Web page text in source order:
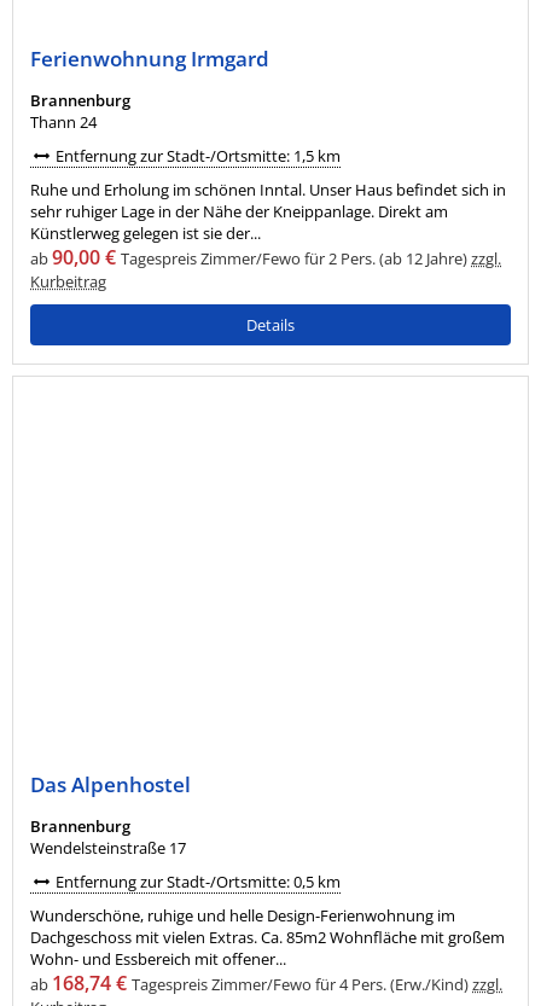
Ferienwohnung Irmgard
Brannenburg
Thann 24
Entfernung zur Stadt-/Ortsmitte: 1,5 km
Ruhe und Erholung im schönen Inntal. Unser Haus befindet sich in
sehr ruhiger Lage in der Nähe der Kneippanlage. Direkt am
Künstlerweg gelegen ist sie der...
ab90,00 € Tagespreis Zimmer/Fewo für 2 Pers. (ab 12 Jahre)zzgl.
Kurbeitrag
Details
Das Alpenhostel
Brannenburg
Wendelsteinstraße 17
Entfernung zur Stadt-/Ortsmitte: 0,5 km
Wunderschöne, ruhige und helle Design-Ferienwohnung im
Dachgeschoss mit vielen Extras. Ca. 85m2 Wohnfläche mit großem
Wohn- und Essbereich mit offener...
ab 168,74 € Tagespreis Zimmer/Fewo für 4 Pers. (Erw./Kind)zzgl.